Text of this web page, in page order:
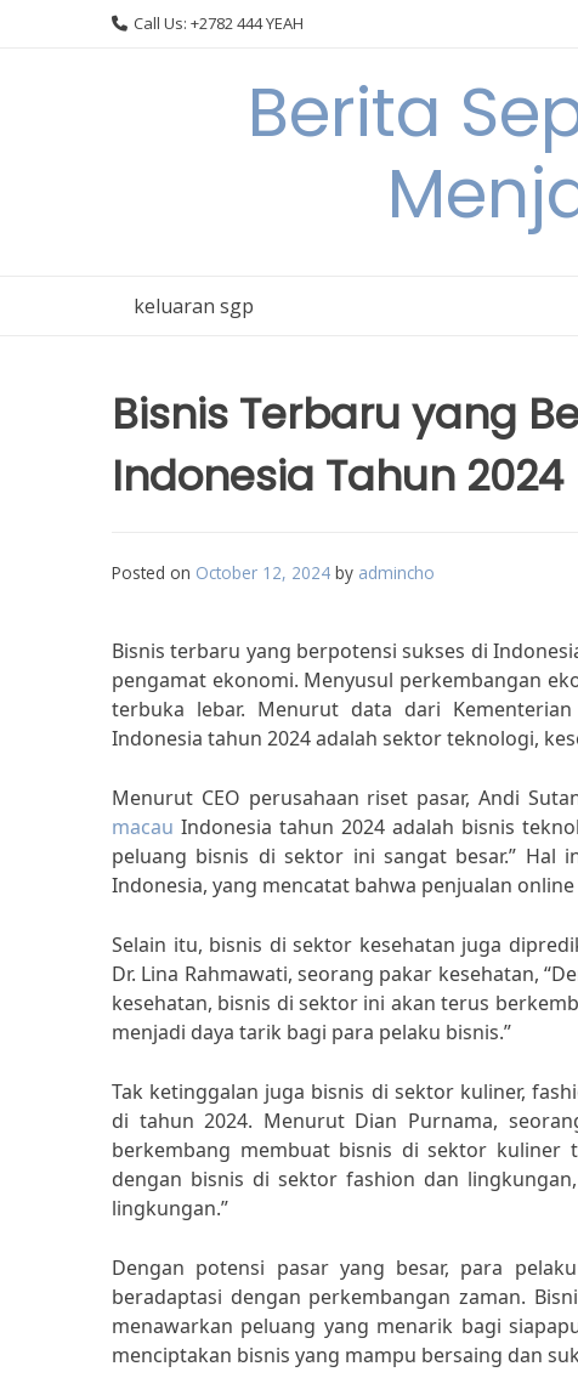
Call Us: +2782 444 YEAH
Berita
keluaran sgp
Bisnis Terbaru yang
Indonesia Tahun 2024
Posted on October 12, 2024 by admincho
Bisnis terbaru yang berpotensi sukses di
pengamat ekonomi. Menyusul perkembangan
terbuka lebar. Menurut data dari
Indonesia tahun 2024 adalah sektor teknologi,
Menurut CEO perusahaan riset pasar, Andi
macau Indonesia tahun 2024 adalah bisnis
peluang bisnis di sektor ini sangat besar.” Hal
Indonesia, yang mencatat bahwa penjualan
Selain itu, bisnis di sektor kesehatan juga
Dr. Lina Rahmawati, seorang pakar kesehatan,
kesehatan, bisnis di sektor ini akan terus
menjadi daya tarik bagi para pelaku bisnis.”
Tak ketinggalan juga bisnis di sektor kuliner,
di tahun 2024. Menurut Dian Purnama,
berkembang membuat bisnis di sektor kuliner
dengan bisnis di sektor fashion dan
lingkungan.”
Dengan potensi pasar yang besar, para
beradaptasi dengan perkembangan zaman.
menawarkan peluang yang menarik bagi
menciptakan bisnis yang mampu bersaing dan